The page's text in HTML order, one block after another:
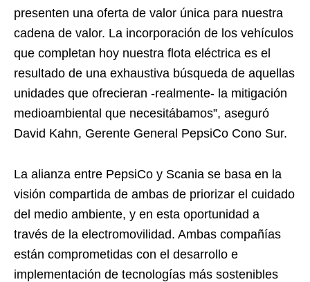
presenten una oferta de valor única para nuestra
cadena de valor. La incorporación de los vehículos
que completan hoy nuestra flota eléctrica es el
resultado de una exhaustiva búsqueda de aquellas
unidades que ofrecieran -realmente- la mitigación
medioambiental que necesitábamos”, aseguró
David Kahn, Gerente General PepsiCo Cono Sur.
La alianza entre PepsiCo y Scania se basa en la
visión compartida de ambas de priorizar el cuidado
del medio ambiente, y en esta oportunidad a
través de la electromovilidad. Ambas compañías
están comprometidas con el desarrollo e
implementación de tecnologías más sostenibles